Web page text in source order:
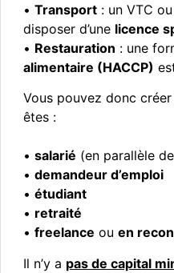
• Transport: un VTC
disposer d’une licence
• Restauration : une
alimentaire (HACCP)
Vous pouvez donc
êtes :
• salarié (en parallèle
• demandeur d’emploi
• étudiant
• retraité
• freelance ou en
Il n’y a pas de capital